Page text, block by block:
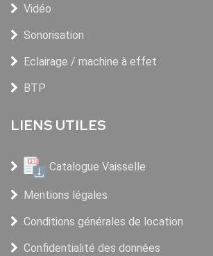
Vidéo
Sonorisation
Eclairage / machine à effet
BTP
LIENS UTILES
Catalogue Vaisselle
Mentions légales
Conditions générales de location
Confidentialité des données